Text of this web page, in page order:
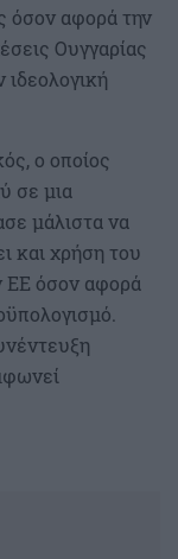
όσον αφορά την
Ουγγαρίας
ο οποίος
σε μια
μάλιστα να
και χρήση του
ΕΕ όσον αφορά